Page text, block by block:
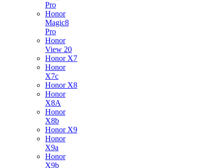
Pro
Honor
Magic8
Pro
Honor
View 20
Honor X7
Honor
X7c
Honor X8
Honor
X8A
Honor
X8b
Honor X9
Honor
X9a
Honor
X9b